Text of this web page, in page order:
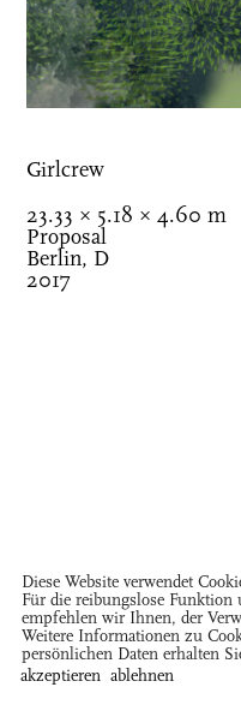
Girlcrew
23.33 × 5.18 × 4.60 m
Proposal
Berlin, D
2017
Close ×
Diese Website verwendet
Für die reibungslose Funktion
empfehlen wir Ihnen, der
Weitere Informationen zu
persönlichen Daten erhalten
akzeptieren ablehnen